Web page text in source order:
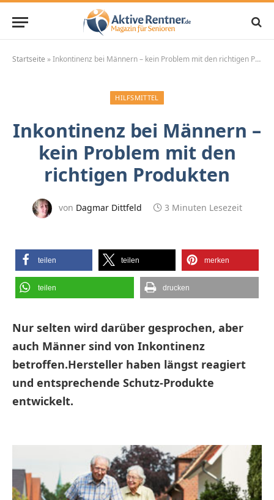
Startseite »Inkontinenz bei Männern – kein Problem mit den richtigen Produkten
HILFSMITTEL
Inkontinenz bei Männern –
kein Problem mit den
richtigen Produkten
von Dagmar Dittfeld 3 Minuten Lesezeit
teilen teilen merken
teilen drucken
Nur selten wird darüber gesprochen, aber
auch Männer sind von Inkontinenz
betroffen.Hersteller haben längst reagiert
und entsprechende Schutz-Produkte
entwickelt.